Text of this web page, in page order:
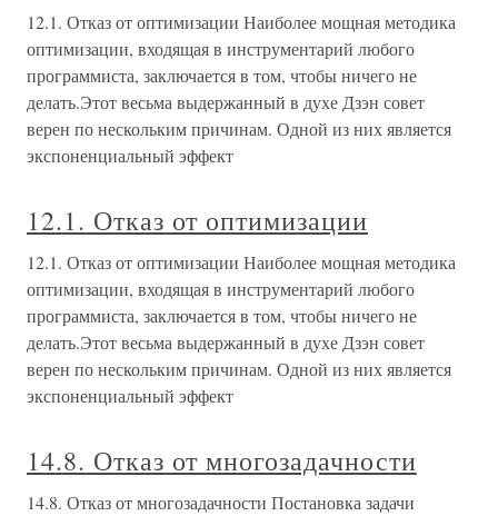
12.1. Отказ от оптимизации Наиболее мощная методика
оптимизации, входящая в инструментарий любого
программиста, заключается в том, чтобы ничего не
делать.Этот весьма выдержанный в духе Дзэн совет
верен по нескольким причинам. Одной из них является
экспоненциальный эффект
12.1. Отказ от оптимизации
12.1. Отказ от оптимизации Наиболее мощная методика
оптимизации, входящая в инструментарий любого
программиста, заключается в том, чтобы ничего не
делать.Этот весьма выдержанный в духе Дзэн совет
верен по нескольким причинам. Одной из них является
экспоненциальный эффект
14.8. Отказ от многозадачности
14.8. Отказ от многозадачности Постановка задачи